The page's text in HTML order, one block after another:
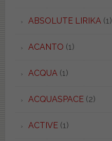
ABSOLUTE LIRIKA (1)
ACANTO (1)
ACQUA (1)
ACQUASPACE(2)
ACTIVE(1)